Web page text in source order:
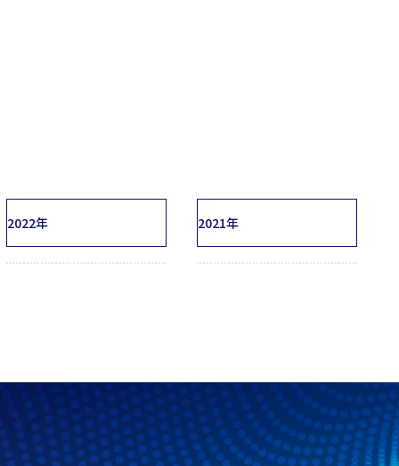
2022年 2021年